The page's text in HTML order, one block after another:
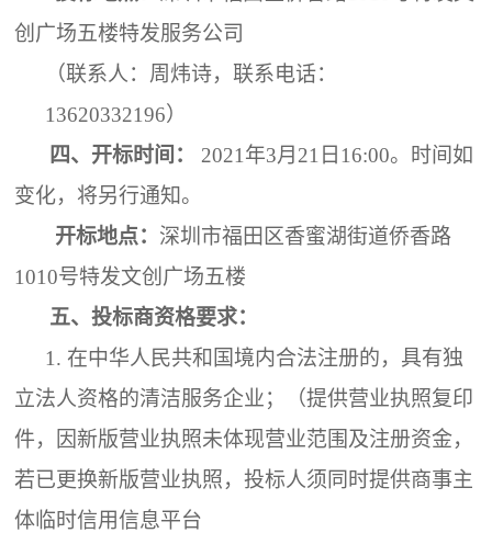
创广场五楼特发服务公司
（联系人：周炜诗，联系电话：
13620332196）
四、 开标时间： 2021年3月 21 日 16:00。时间如
变化，将另行通知。
开标地点： 深圳市福田区香蜜湖街道侨香路
1010号特发文创广场五楼
五、投标商资格要求：
1. 在中华人民共和国境内合法注册的，具有独
立法人资格的清洁服务企业；（提供营业执照复印
件，因新版营业执照未体现营业范围及注册资金，
若已更换新版营业执照，投标人须同时提供商事主
体临时信用信息平台